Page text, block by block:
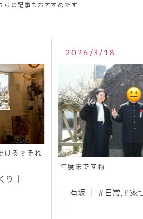
らの記事もおすすめです
｜ ＃日常,＃家づくり